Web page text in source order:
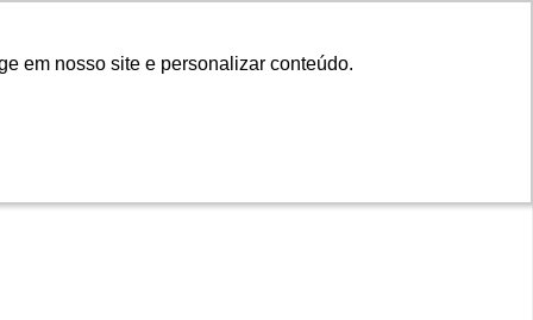
em nosso site e personalizar conteúdo.
em nosso site e personalizar conteúdo.